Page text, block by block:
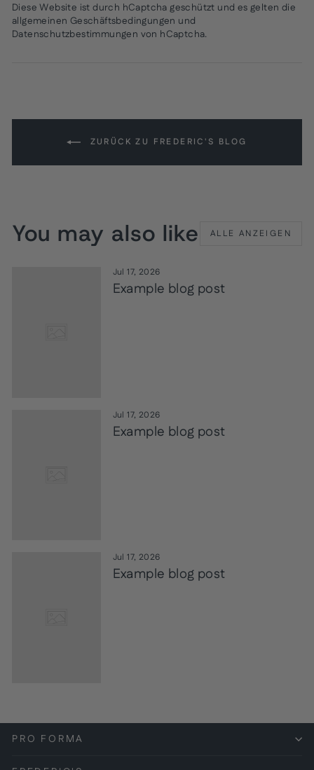
Diese Website ist durch hCaptcha geschützt und es gelten die
allgemeinen Geschäftsbedingungen und
Datenschutzbestimmungen von hCaptcha.
ZURÜCK ZU FREDERIC'S BLOG
You may also like ALLE ANZEIGEN
Jul 17, 2026
Example blog post
Jul 17, 2026
Example blog post
Jul 17, 2026
Example blog post
PRO FORMA